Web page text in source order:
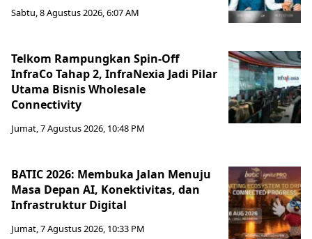
Sabtu, 8 Agustus 2026, 6:07 AM
Telkom Rampungkan Spin-Off
InfraCo Tahap 2, InfraNexia Jadi Pilar
Utama Bisnis Wholesale
Connectivity
Jumat, 7 Agustus 2026, 10:48 PM
BATIC 2026: Membuka Jalan Menuju
Masa Depan AI, Konektivitas, dan
Infrastruktur Digital
Jumat, 7 Agustus 2026, 10:33 PM